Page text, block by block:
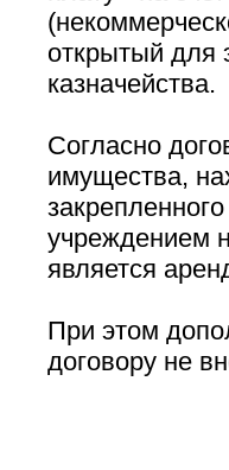
открытый для
казначейства.
Согласно
имущества,
учреждением
является
При этом
договору не